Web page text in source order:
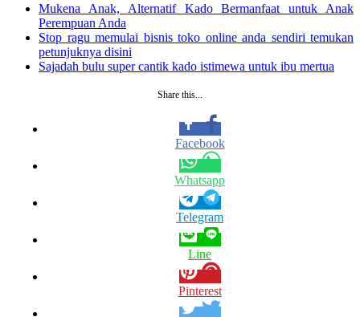
Mukena Anak, Alternatif Kado Bermanfaat untuk Anak
Perempuan Anda
Stop ragu memulai bisnis toko online anda sendiri temukan
petunjuknya disini
Sajadah bulu super cantik kado istimewa untuk ibu mertua
Share this...
Facebook
Whatsapp
Telegram
Line
Pinterest